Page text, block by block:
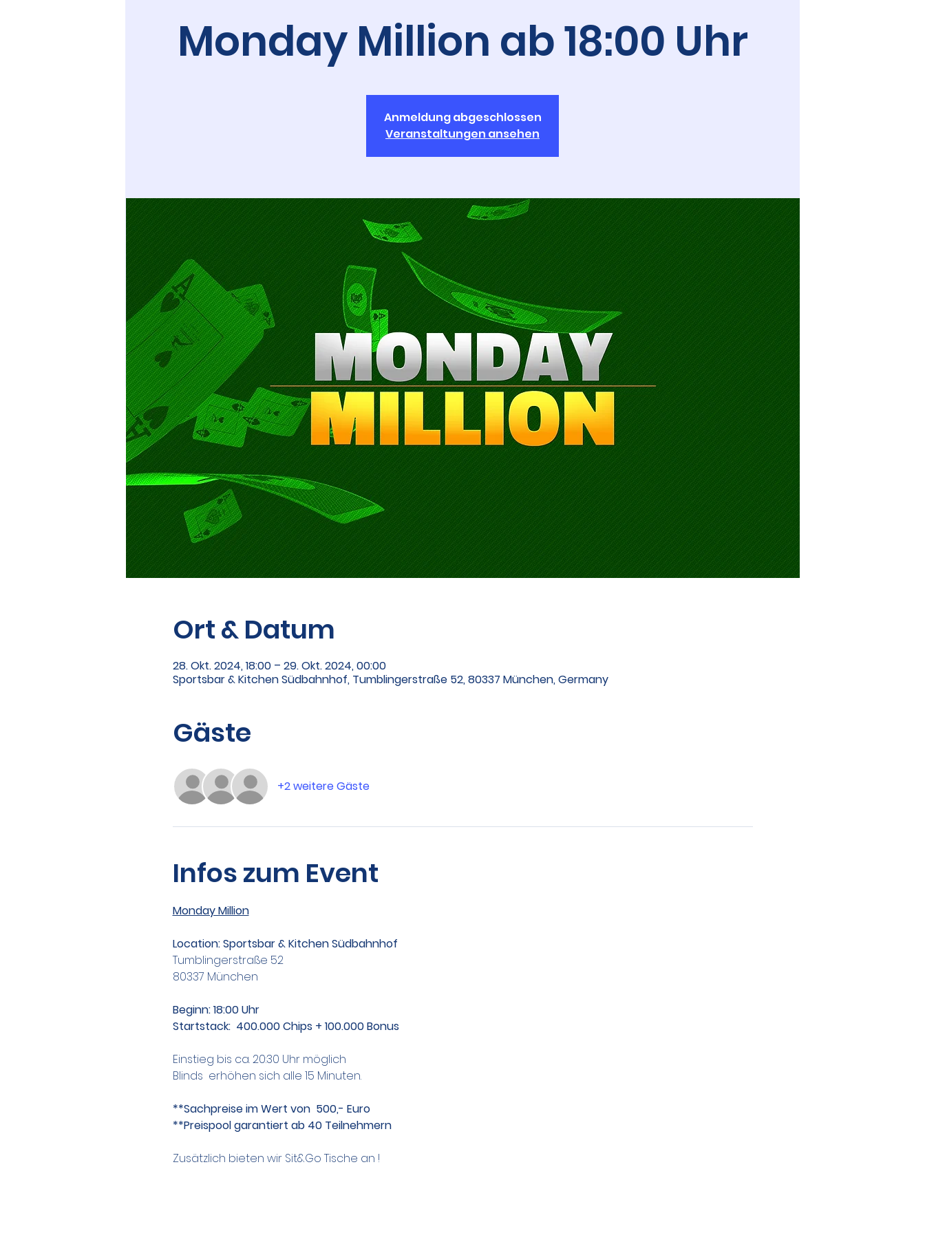
Monday Million ab 18:00 Uhr
Anmeldung abgeschlossen
Veranstaltungen ansehen
Ort & Datum
28. Okt. 2024, 18:00 – 29. Okt. 2024, 00:00
Sportsbar & Kitchen Südbahnhof, Tumblingerstraße 52, 80337 München, Germany
Gäste
+2 weitere Gäste
Infos zum Event
Monday Million
Location: Sportsbar & Kitchen Südbahnhof
Tumblingerstraße 52
80337 München
Beginn: 18:00 Uhr
Startstack:  400.000 Chips + 100.000 Bonus
Einstieg bis ca. 20:30 Uhr möglich
Blinds  erhöhen sich alle 15 Minuten.
**Sachpreise im Wert von  500,- Euro
**Preispool garantiert ab 40 Teilnehmern
Zusätzlich bieten wir Sit&Go Tische an !